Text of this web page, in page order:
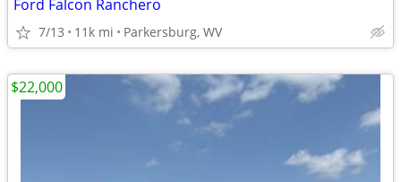
Ford Falcon Ranchero
7/13 11k mi Parkersburg, WV
$22,000